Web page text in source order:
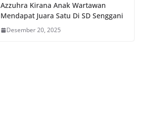
Azzuhra Kirana Anak Wartawan
Mendapat Juara Satu Di SD Senggani
Desember 20, 2025